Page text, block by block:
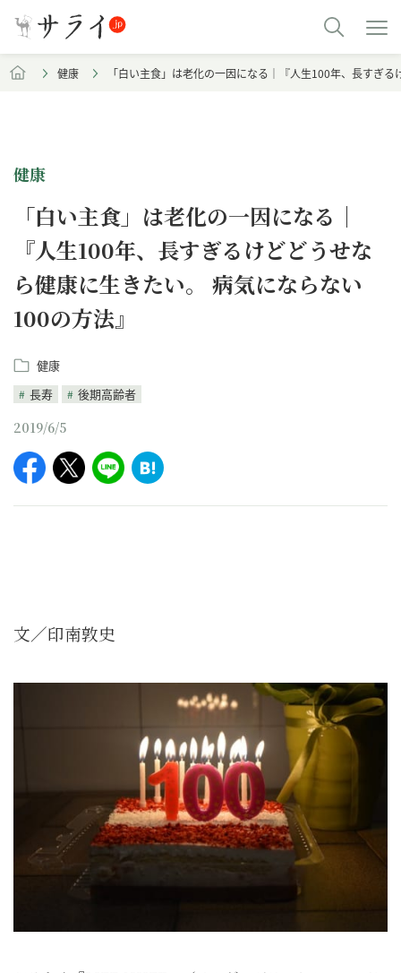
健康 「白い主食」は老化の一因になる｜『人生100年、長すぎ
健康
「白い主食」は老化の一因になる｜
『人生100年、長すぎるけどどうせな
ら健康に生きたい。 病気にならない
100の方法』
健康
長寿
後期高齢者
2019/6/5
文／印南敦史